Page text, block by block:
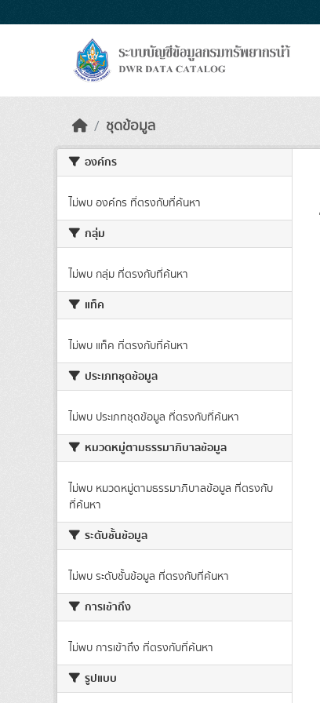
ชุดข้อมูล
องค์กร
ไม่พบ องค์กร ที่ตรงกับที่ค้นหา
กลุ่ม
ไม่พบ กลุ่ม ที่ตรงกับที่ค้นหา
แท็ค
ไม่พบ แท็ค ที่ตรงกับที่ค้นหา
ประเภทชุดข้อมูล
ไม่พบ ประเภทชุดข้อมูล ที่ตรงกับที่ค้นหา
หมวดหมู่ตามธรรมาภิบาลข้อมูล
ไม่พบ หมวดหมู่ตามธรรมาภิบาลข้อมูล ที่ตรงกับ
ที่ค้นหา
ระดับชั้นข้อมูล
ไม่พบ ระดับชั้นข้อมูล ที่ตรงกับที่ค้นหา
การเข้าถึง
ไม่พบ การเข้าถึง ที่ตรงกับที่ค้นหา
รูปแบบ